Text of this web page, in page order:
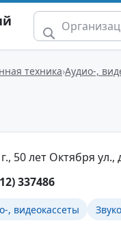
техника Аудио-,
50 лет Октября ул.,
337486
, видеокассеты